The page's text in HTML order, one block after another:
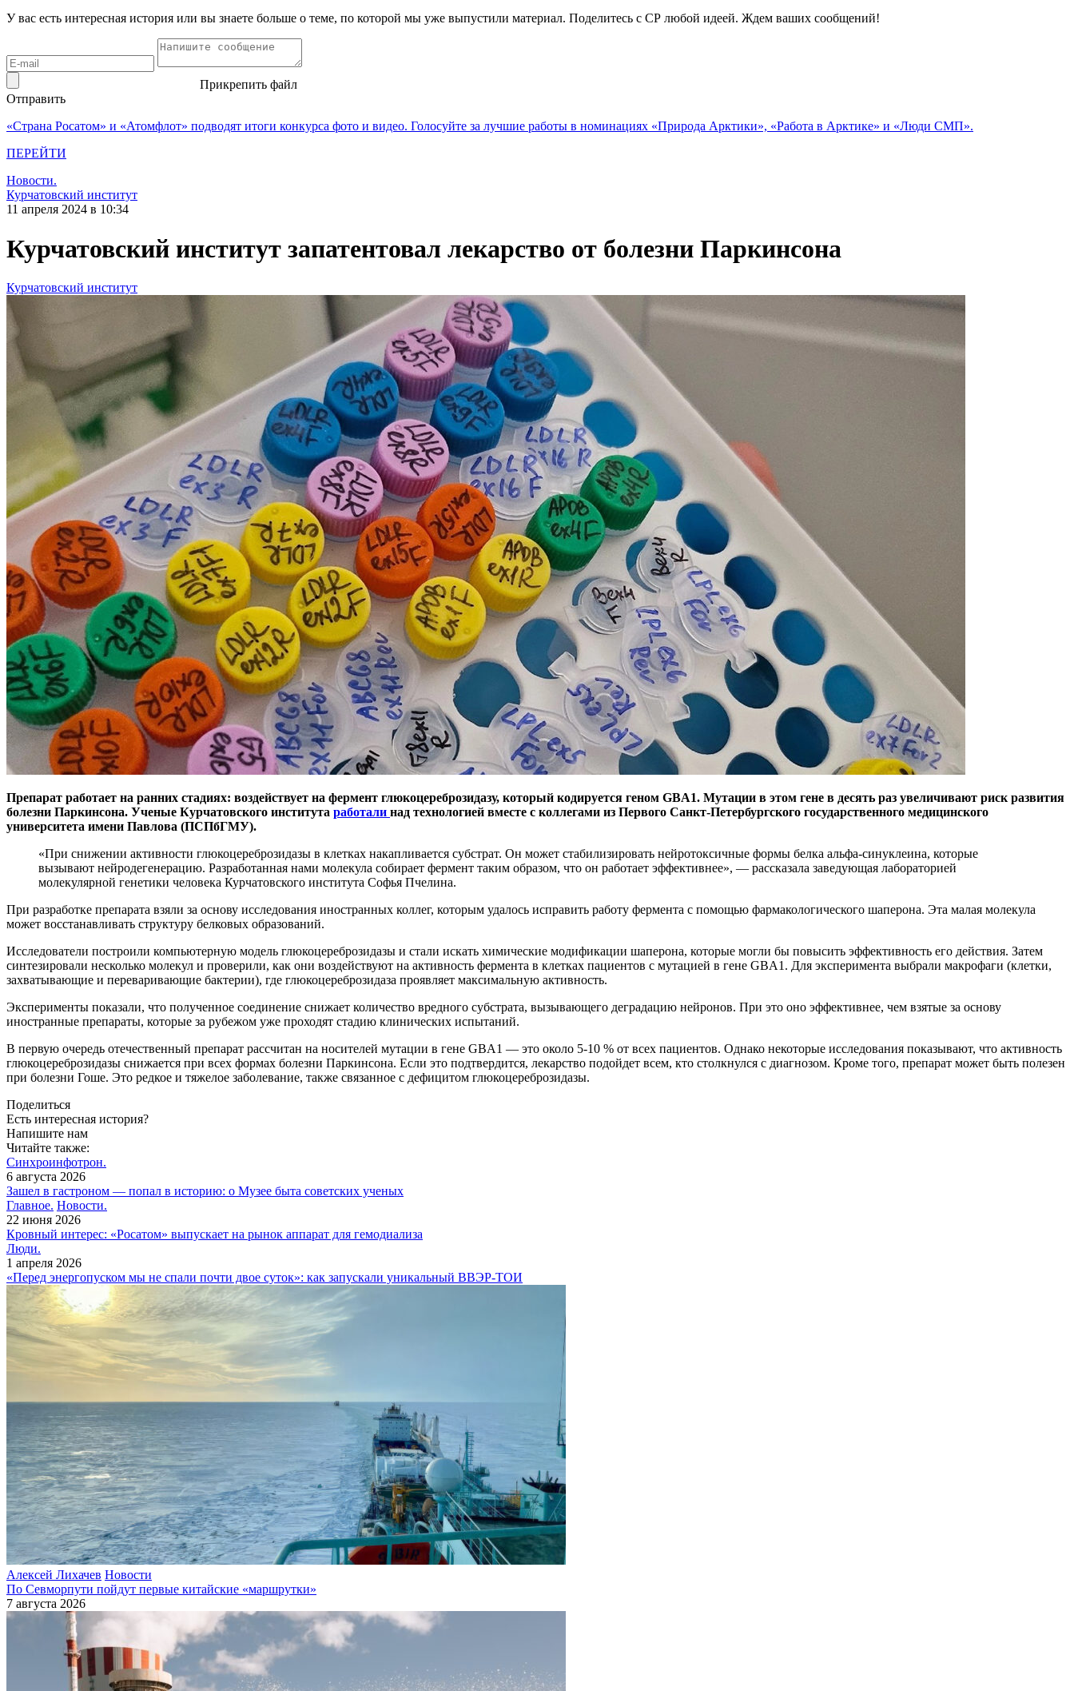
У вас есть интересная история или вы знаете больше о теме, по которой мы уже выпустили материал. Поделитесь с СР любой идеей. Ждем ваших сообщений!
Прикрепить файл
Отправить
«Страна Росатом» и «Атомфлот» подводят итоги конкурса фото и видео. Голосуйте за лучшие работы в номинациях «Природа Арктики», «Работа в Арктике» и «Люди СМП».
ПЕРЕЙТИ
Новости.
Курчатовский институт
11 апреля 2024 в 10:34
Курчатовский институт запатентовал лекарство от болезни Паркинсона
Курчатовский институт
Препарат работает на ранних стадиях: воздействует на фермент глюкоцереброзидазу, который кодируется геном GBA1. Мутации в этом гене в десять раз увеличивают риск развития
болезни Паркинсона. Ученые Курчатовского института работали над технологией вместе с коллегами из Первого Санкт-Петербургского государственного медицинского
университета имени Павлова (ПСПбГМУ).
«При снижении активности глюкоцереброзидазы в клетках накапливается субстрат. Он может стабилизировать нейротоксичные формы белка альфа-синуклеина, которые
вызывают нейродегенерацию. Разработанная нами молекула собирает фермент таким образом, что он работает эффективнее», — рассказала заведующая лабораторией
молекулярной генетики человека Курчатовского института Софья Пчелина.
При разработке препарата взяли за основу исследования иностранных коллег, которым удалось исправить работу фермента с помощью фармакологического шаперона. Эта малая молекула
может восстанавливать структуру белковых образований.
Исследователи построили компьютерную модель глюкоцереброзидазы и стали искать химические модификации шаперона, которые могли бы повысить эффективность его действия. Затем
синтезировали несколько молекул и проверили, как они воздействуют на активность фермента в клетках пациентов с мутацией в гене GBA1. Для эксперимента выбрали макрофаги (клетки,
захватывающие и переваривающие бактерии), где глюкоцереброзидаза проявляет максимальную активность.
Эксперименты показали, что полученное соединение снижает количество вредного субстрата, вызывающего деградацию нейронов. При это оно эффективнее, чем взятые за основу
иностранные препараты, которые за рубежом уже проходят стадию клинических испытаний.
В первую очередь отечественный препарат рассчитан на носителей мутации в гене GBA1 — это около 5-10 % от всех пациентов. Однако некоторые исследования показывают, что активность
глюкоцереброзидазы снижается при всех формах болезни Паркинсона. Если это подтвердится, лекарство подойдет всем, кто столкнулся с диагнозом. Кроме того, препарат может быть полезен
при болезни Гоше. Это редкое и тяжелое заболевание, также связанное с дефицитом глюкоцереброзидазы.
Поделиться
Есть интересная история?
Напишите нам
Читайте также:
Синхроинфотрон.
6 августа 2026
Зашел в гастроном — попал в историю: о Музее быта советских ученых
Главное. Новости.
22 июня 2026
Кровный интерес: «Росатом» выпускает на рынок аппарат для гемодиализа
Люди.
1 апреля 2026
«Перед энергопуском мы не спали почти двое суток»: как запускали уникальный ВВЭР-ТОИ
Алексей Лихачев Новости
По Севморпути пойдут первые китайские «маршрутки»
7 августа 2026